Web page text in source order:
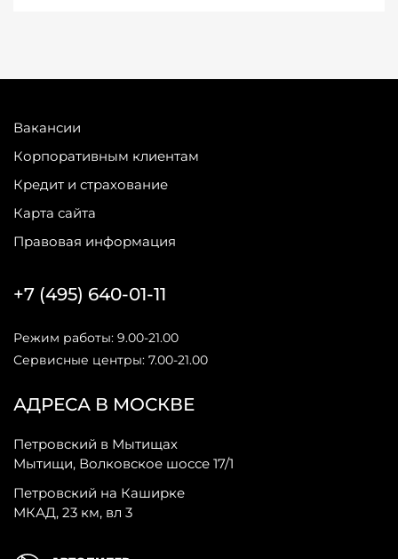
Вакансии
Корпоративным клиентам
Кредит и страхование
Карта сайта
Правовая информация
АДРЕСА В МОСКВЕ
Петровский в Мытищах
Мытищи, Волковское шоссе 17/1
Петровский на Каширке
МКАД, 23 км, вл 3
+7 (495) 640-01-11
Режим работы: 9.00-21.00
Сервисные центры: 7.00-21.00